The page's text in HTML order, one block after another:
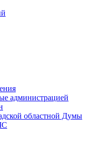
администрацией
областной Думы